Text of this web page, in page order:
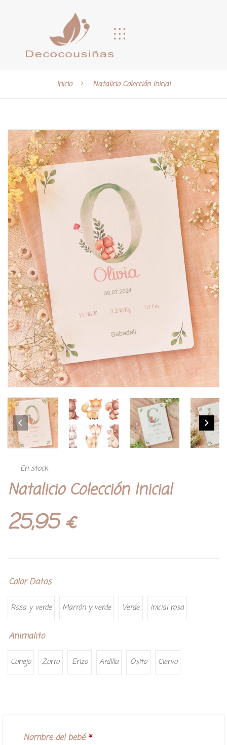
Inicio Natalicio Colección Inicial
En stock
Natalicio Colección Inicial
25,95€
Color Datos
Rosa y verde Marrón y verde Verde Inicial rosa
Animalito
Conejo Zorro Erizo Ardilla Osito Ciervo
Nombre del bebé *